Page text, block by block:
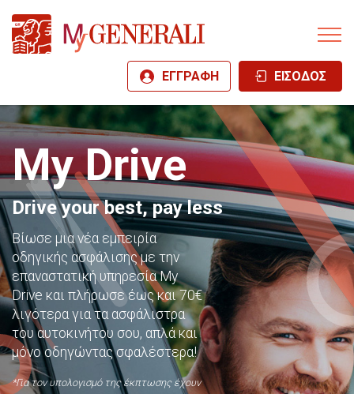
ΕΓΓΡΑΦΗ ΕΙΣΟΔΟΣ
My Drive
Drive your best, pay less
Βίωσε μια νέα εμπειρία
οδηγικής ασφάλισης με την
επαναστατική υπηρεσία My
Drive και πλήρωσε έως και 70€
λιγότερα για τα ασφάλιστρα
του αυτοκινήτου σου, απλά και
μόνο οδηγώντας σφαλέστερα!
*Για τον υπολογισμό της έκπτωσης έχουν